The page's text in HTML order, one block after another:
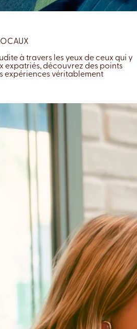
à travers les yeux de ceux qui y
expatriés, découvrez des points
expériences véritablement